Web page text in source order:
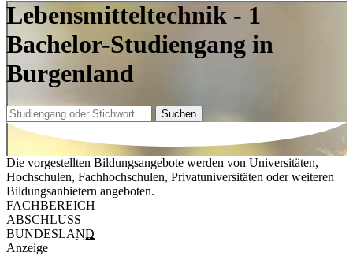
Lebensmitteltechnik - 1
Bachelor-Studiengang in
Burgenland
Suchen
Die vorgestellten Bildungsangebote werden von Universitäten,
Hochschulen, Fachhochschulen, Privatuniversitäten oder weiteren
Bildungsanbietern angeboten.
FACHBEREICH
ABSCHLUSS
BUNDESLAND
Anzeige